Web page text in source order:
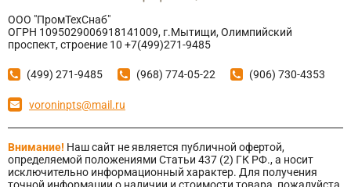
ООО "ПромТехСнаб"
ОГРН 1095029006918141009, г.Мытищи, Олимпийский
проспект, строение 10 +7(499)271-9485
(499) 271-9485 (968) 774-05-22 (906) 730-4353
voroninpts@mail.ru
Внимание! Наш сайт не является публичной офертой,
определяемой положениями Статьи 437 (2) ГК РФ., а носит
исключительно информационный характер. Для получения